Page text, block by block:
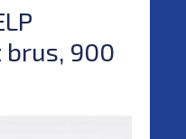
brus, 900